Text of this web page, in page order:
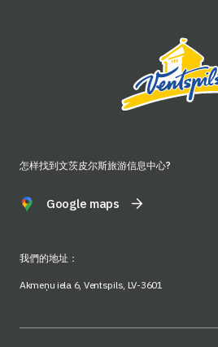
怎样找到文茨皮尔斯旅游信息中心?
Google maps
我們的地址：
Akmeņu iela 6, Ventspils, LV-3601